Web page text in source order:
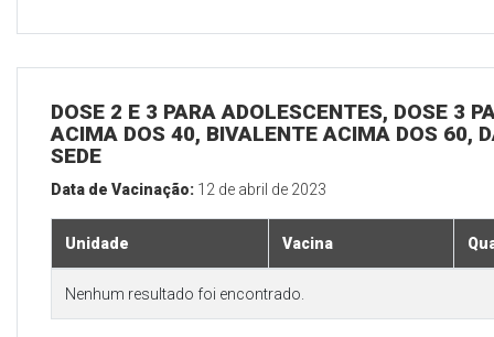
DOSE 2 E 3 PARA ADOLESCENTES, DOSE 3
ACIMA DOS 40, BIVALENTE ACIMA DOS 60,
SEDE
Data de Vacinação: 12 de abril de 2023
Unidade Vacina
Nenhum resultado foi encontrado.